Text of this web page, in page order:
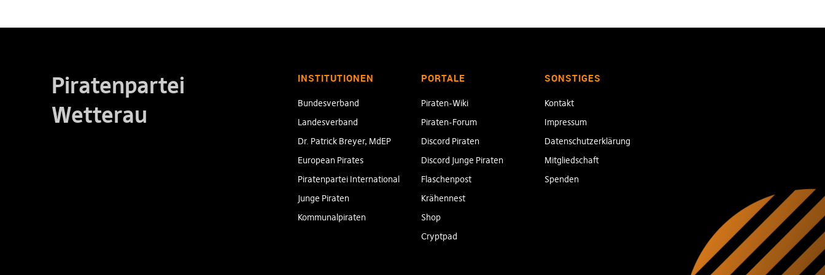
Piratenpartei
Wetterau
INSTITUTIONEN
Bundesverband
Landesverband
Dr. Patrick Breyer, MdEP
European Pirates
Piratenpartei International
Junge Piraten
Kommunalpiraten
PORTALE
Piraten-Wiki
Piraten-Forum
Discord Piraten
Discord Junge Piraten
Flaschenpost
Krähennest
Shop
Cryptpad
SONSTIGES
Kontakt
Impressum
Datenschutzerklärung
Mitgliedschaft
Spenden